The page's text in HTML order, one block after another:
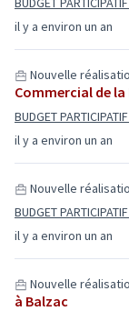
il y a environ un an
il y a environ un an
Nouvelle
Commercial de la
BUDGET
il y a environ un an
Nouvelle
BUDGET
Nouvelle
à Balzac